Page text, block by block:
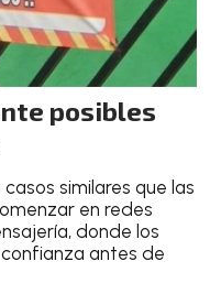
posibles
similares que las
en redes
donde los
antes de